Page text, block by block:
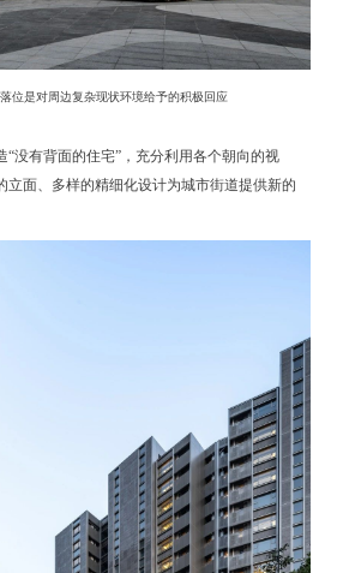
位是对周边复杂现状环境给予的积极回应
“没有背面的住宅”，充分利用各个朝向的视
立面、多样的精细化设计为城市街道提供新的